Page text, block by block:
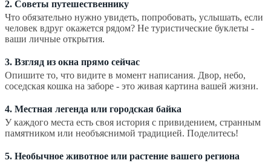
2. Советы путешественнику
Что обязательно нужно увидеть, попробовать, услышать, если
человек вдруг окажется рядом? Не туристические буклеты -
ваши личные открытия.
3. Взгляд из окна прямо сейчас
Опишите то, что видите в момент написания. Двор, небо,
соседская кошка на заборе - это живая картина вашей жизни.
4. Местная легенда или городская байка
У каждого места есть своя история с привидением, странным
памятником или необъяснимой традицией. Поделитесь!
5. Необычное животное или растение вашего региона